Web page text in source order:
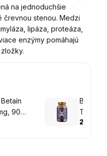
na jednoduchšie
črevnou stenou. Medzi
lipáza, proteáza,
enzýmy pomáhajú
90
kapsúl
22,35 €